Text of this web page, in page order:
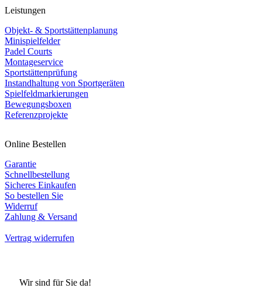
Leistungen
Objekt- & Sportstättenplanung
Minispielfelder
Padel Courts
Montageservice
Sportstättenprüfung
Instandhaltung von Sportgeräten
Spielfeldmarkierungen
Bewegungsboxen
Referenzprojekte
Online Bestellen
Garantie
Schnellbestellung
Sicheres Einkaufen
So bestellen Sie
Widerruf
Zahlung & Versand
Vertrag widerrufen
Wir sind für Sie da!